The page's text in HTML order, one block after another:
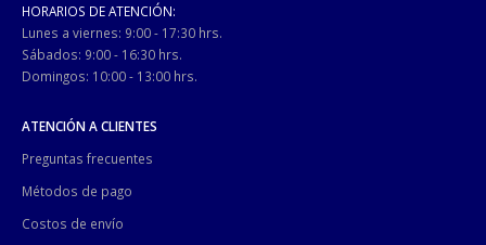
HORARIOS DE ATENCIÓN:
Lunes a viernes: 9:00 - 17:30 hrs.
Sábados: 9:00 - 16:30 hrs.
Domingos: 10:00 - 13:00 hrs.
ATENCIÓN A CLIENTES
Preguntas frecuentes
Métodos de pago
Costos de envío